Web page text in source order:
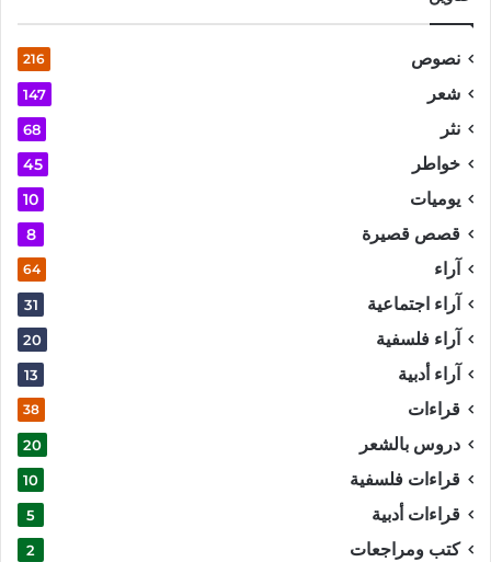
نصوص 216
شعر 147
نثر 68
خواطر 45
يوميات 10
قصص قصيرة 8
آراء 64
آراء اجتماعية 31
آراء فلسفية 20
آراء أدبية 13
قراءات 38
دروس بالشعر 20
قراءات فلسفية 10
قراءات أدبية 5
كتب ومراجعات 2